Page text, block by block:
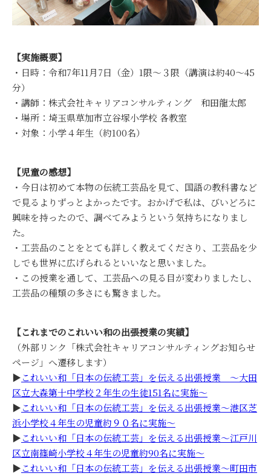
【実施概要】
・日時：令和7年11月7日（金）1限～３限（講演は約40～45
分）
・講師：株式会社キャリアコンサルティング 和田龍太郎
・場所：埼玉県草加市立谷塚小学校 各教室
・対象：小学４年生（約100名）
【児童の感想】
・今日は初めて本物の伝統工芸品を見て、国語の教科書など
で見るよりずっとよかったです。おかげで私は、びいどろに
興味を持ったので、調べてみようという気持ちになりまし
た。
・工芸品のことをとても詳しく教えてくださり、工芸品を少
しでも世界に広げられるといいなと思いました。
・この授業を通して、工芸品への見る目が変わりましたし、
工芸品の種類の多さにも驚きました。
【これまでのこれいい和の出張授業の実績】
（外部リンク「株式会社キャリアコンサルティングお知らせ
ページ」へ遷移します）
▶これいい和「日本の伝統工芸」を伝える出張授業 ～大田
区立大森第十中学校２年生の生徒151名に実施～
▶これいい和「日本の伝統工芸」を伝える出張授業～港区芝
浜小学校４年生の児童約９０名に実施～
▶これいい和「日本の伝統工芸」を伝える出張授業～江戸川
区立南篠崎小学校４年生の児童約90名に実施～
▶これいい和「日本の伝統工芸」を伝える出張授業～町田市